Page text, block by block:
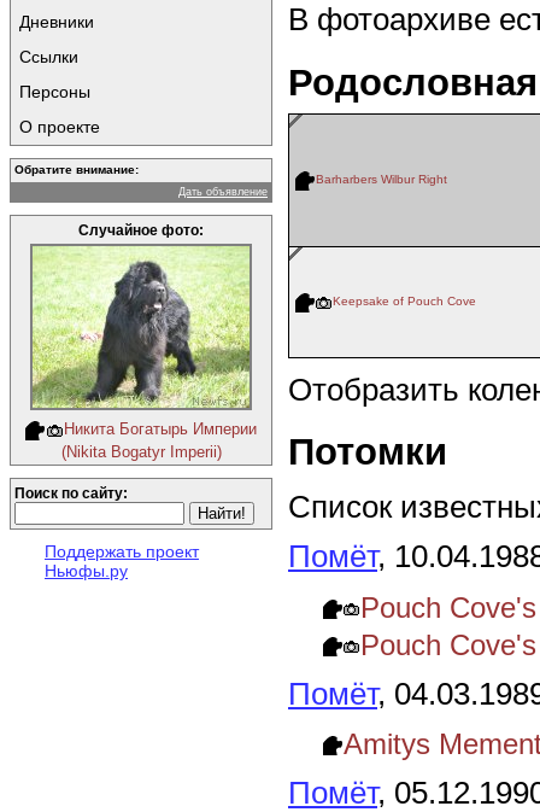
Дневники
Ссылки
Персоны
О проекте
Обратите внимание:
Дать объявление
Случайное фото:
Никита Богатырь Империи
(Nikita Bogatyr Imperii)
Поиск по сайту:
Поддержать проект
Ньюфы.ру
В фотоархиве
Родословная
Barharbers Wilbur Right
Keepsake of Pouch Cove
Отобразить
Потомки
Список
Помёт,
Pouch
Pouch
Помёт,
Amitys
Помёт,